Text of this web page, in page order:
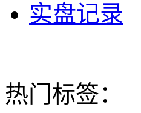
实盘记录
热门标签：